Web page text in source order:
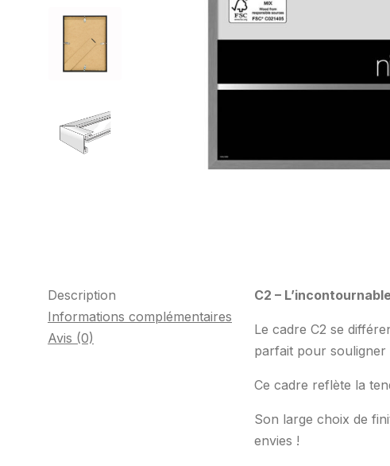
Description
Informations complémentaires
Avis (0)
C2 –
Le cadre C2 se
parfait pour souligner
Ce cadre reflète la
Son large choix de
envies !